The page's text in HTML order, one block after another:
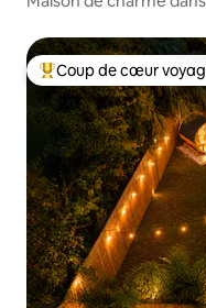
Coups de cœur
Coup de cœur